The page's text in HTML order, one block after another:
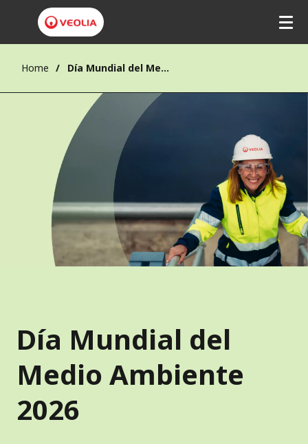
Home Día Mundial del Medio Ambiente 2026
Día Mundial del
Medio Ambiente
2026